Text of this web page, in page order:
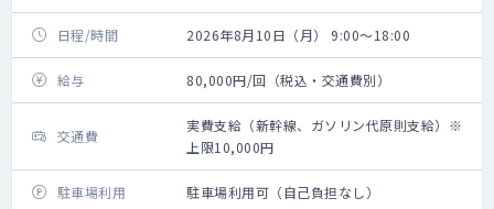
日程/時間 2026年8月10日（月） 9:00～18:00
給与 80,000円/回（税込・交通費別）
交通費
実費支給（新幹線、ガソリン代原則支給）※
上限10,000円
駐車場利用 駐車場利用可（自己負担なし）